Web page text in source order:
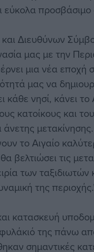
εύκολα
Διευθύνων
μας με την
μια νέα εποχή
μας να
νησί, κάνει το
κατοίκους και
το Αιγαίο
τις
των ταξιδιωτών
της
κατασκευή
της πάνω
σημαντικές